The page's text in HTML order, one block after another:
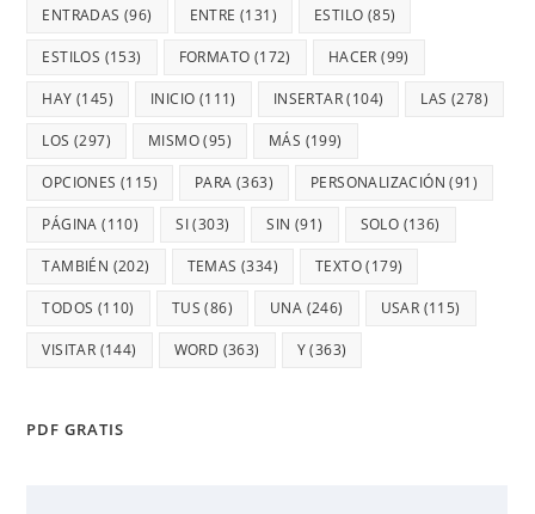
ENTRADAS (96) ENTRE (131) ESTILO (85)
ESTILOS (153) FORMATO (172) HACER (99)
HAY (145) INICIO (111) INSERTAR(104) LAS (278)
LOS (297) MISMO(95) MÁS (199)
OPCIONES (115) PARA (363) PERSONALIZACIÓN (91)
PÁGINA (110) SI(303) SIN (91) SOLO (136)
TAMBIÉN (202) TEMAS (334) TEXTO(179)
TODOS (110) TUS (86) UNA (246) USAR (115)
VISITAR (144) WORD (363) Y(363)
PDF GRATIS